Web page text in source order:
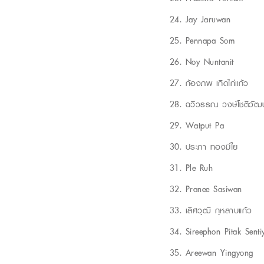
Jay Jaruwan
Pennapa Som
Noy Nuntanit
ก้องภพ เกิดไก่แก้ว
ฉวีวรรณ วงษ์โชติวั
Watput Pa
ประภา ทองมีใย
Ple Ruh
Pranee Sasiwan
เลิศวุฒิ กุหลาบแก้ว
Sireephon Pitak
Areewan Yingyong